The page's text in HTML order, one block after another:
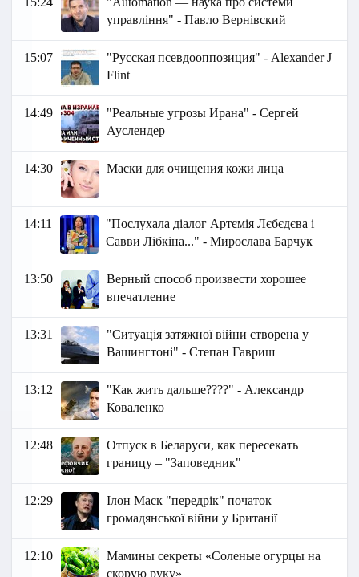
управління" - Павло Вернівский
15:07
"Русская псевдооппозиция" - Alexander J
Flint
14:49
"Реальные угрозы Ирана" - Сергей
Ауслендер
14:30 Маски для очищения кожи лица
14:11
"Послухала діалог Артємія Лєбєдєва і
Савви Лібкіна..." - Мирослава Барчук
13:50
Верный способ произвести хорошее
впечатление
13:31
"Ситуація затяжної війни створена у
Вашингтоні" - Степан Гавриш
13:12
"Как жить дальше????" - Александр
Коваленко
12:48
Отпуск в Беларуси, как пересекать
границу – "Заповедник"
12:29
Ілон Маск "передрік" початок
громадянської війни у Британії
12:10
Мамины секреты «Соленые огурцы на
скорую руку»